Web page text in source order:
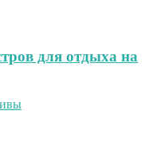
для отдыха на